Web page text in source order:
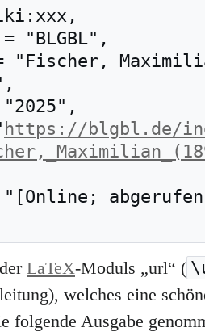
https://blgbl.de/
LaTeX-Moduls „url“ (
welches eine
folgende Ausgabe